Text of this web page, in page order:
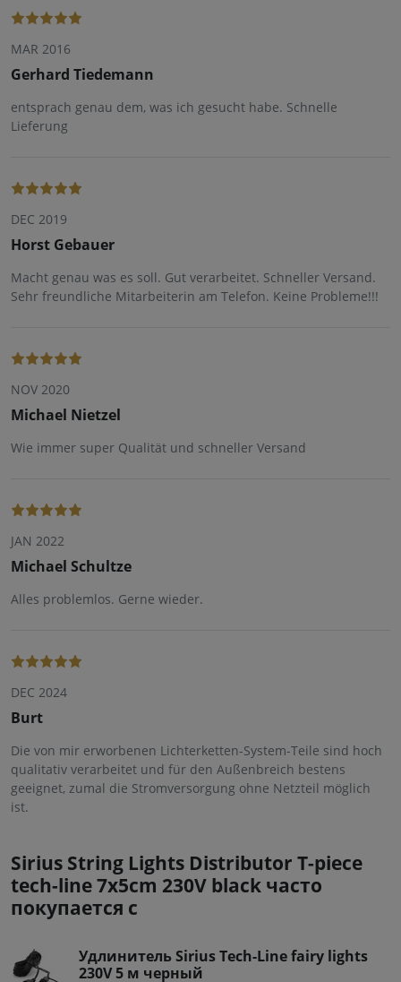
MAR 2016
Gerhard Tiedemann
entsprach genau dem, was ich gesucht habe. Schnelle
Lieferung
DEC 2019
Horst Gebauer
Macht genau was es soll. Gut verarbeitet. Schneller Versand.
Sehr freundliche Mitarbeiterin am Telefon. Keine Probleme!!!
NOV 2020
Michael Nietzel
Wie immer super Qualität und schneller Versand
JAN 2022
Michael Schultze
Alles problemlos. Gerne wieder.
DEC 2024
Burt
Die von mir erworbenen Lichterketten-System-Teile sind hoch
qualitativ verarbeitet und für den Außenbreich bestens
geeignet, zumal die Stromversorgung ohne Netzteil möglich
ist.
Sirius String Lights Distributor T-piece
tech-line 7x5cm 230V black часто
покупается с
Удлинитель Sirius Tech-Line fairy lights
230V 5 м черный